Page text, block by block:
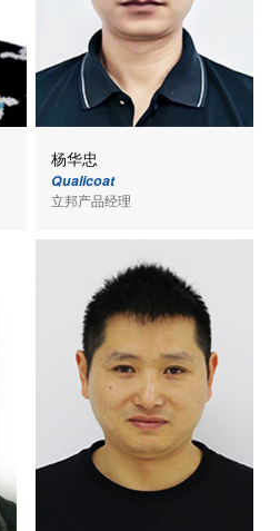
杨华忠
Qualicoat
立邦产品经理